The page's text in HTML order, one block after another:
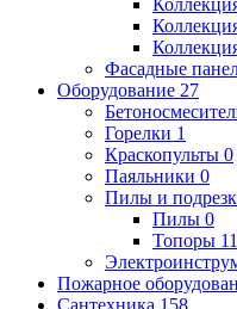
Фасадные
Оборудование 27
Горелки 1
Краскопульты 0
Паяльники 0
Пилы и
Пилы 0
Топоры 11
Пожарное